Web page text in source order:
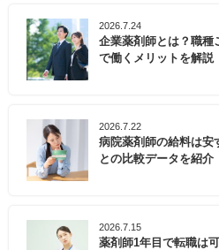
2026.7.24
企業薬剤師とは？職種
で働くメリットを解説
2026.7.22
病院薬剤師の給料は安
との比較データを紹介
2026.7.15
薬剤師1年目で転職は